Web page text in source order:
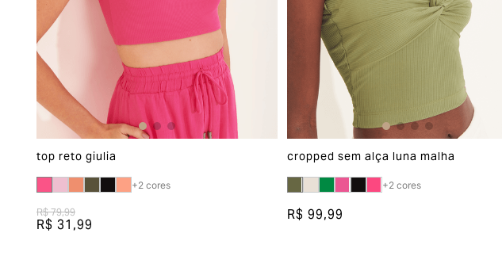
top reto giulia
+2 cores
R$ 79,99
R$ 31,99
cropped sem alça luna malha
+2 cores
R$ 99,99